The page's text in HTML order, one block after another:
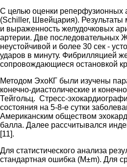
С целью оценки реперфузионных
(Schiller, Швейцария).
и выраженность желудочковых
артерии. Две последовательных
неустойчивой и более 30 сек -
ударов в минуту. Фибрилляцией
сопровождающиеся остановкой
Методом ЭхоКГ были изучены
конечно-диастолические и
Тейгольц. Стресс-
состояния на 5-8-е сутки
Американским обществом
балла. Далее рассчитывался
[11].
Для статистического анализа
стандартная ошибка (М±m). Для